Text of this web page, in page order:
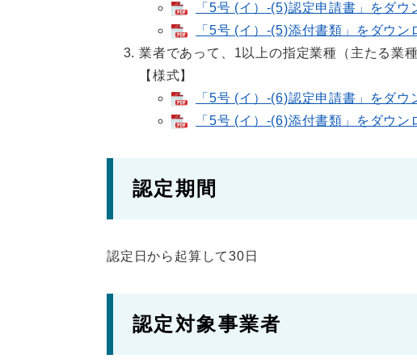
「5号 (イ）-(5)認定申請書」をダ
「5号 (イ）-(5)添付書類」をダウ
業者であって、1以上の指定業種（主たる業種
【様式】
「5号 (イ）-(6)認定申請書」をダ
「5号 (イ）-(6)添付書類」をダウ
認定期間
認定日から起算して30日
認定対象事業者